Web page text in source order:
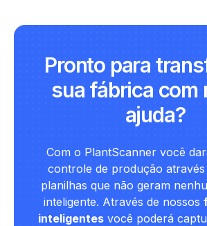
Pronto para
sua fábrica com
ajuda?
Com o PlantScanner você
controle de produção através
planilhas que não geram
inteligente. Através de nossos
inteligentesvocê poderá